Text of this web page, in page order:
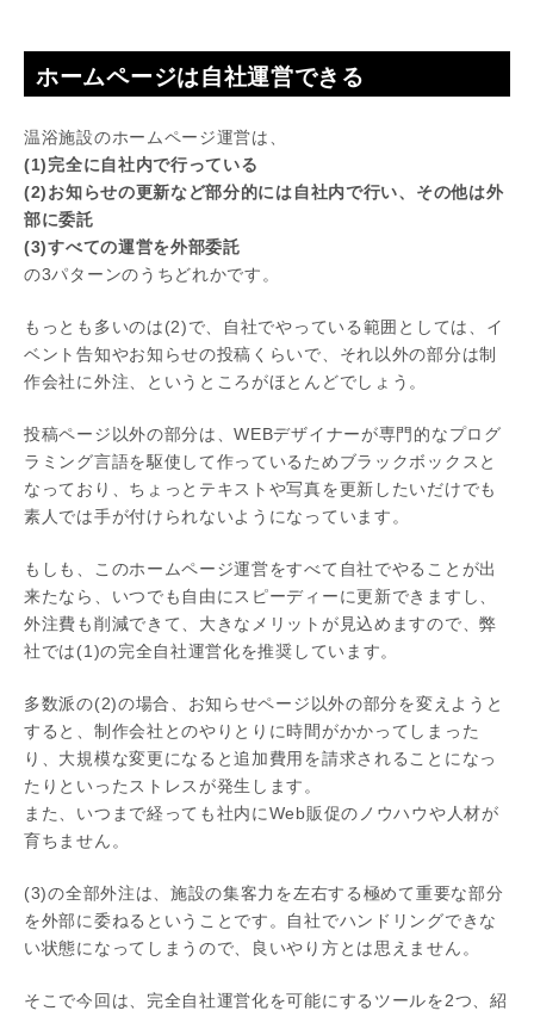
ホームページは自社運営できる
温浴施設のホームページ運営は、
(1)完全に自社内で行っている
(2)お知らせの更新など部分的には自社内で行い、その他は外
部に委託
(3)すべての運営を外部委託
の3パターンのうちどれかです。
もっとも多いのは(2)で、自社でやっている範囲としては、イ
ベント告知やお知らせの投稿くらいで、それ以外の部分は制
作会社に外注、というところがほとんどでしょう。
投稿ページ以外の部分は、WEBデザイナーが専門的なプログ
ラミング言語を駆使して作っているためブラックボックスと
なっており、ちょっとテキストや写真を更新したいだけでも
素人では手が付けられないようになっています。
もしも、このホームページ運営をすべて自社でやることが出
来たなら、いつでも自由にスピーディーに更新できますし、
外注費も削減できて、大きなメリットが見込めますので、弊
社では(1)の完全自社運営化を推奨しています。
多数派の(2)の場合、お知らせページ以外の部分を変えようと
すると、制作会社とのやりとりに時間がかかってしまった
り、大規模な変更になると追加費用を請求されることになっ
たりといったストレスが発生します。
また、いつまで経っても社内にWeb販促のノウハウや人材が
育ちません。
(3)の全部外注は、施設の集客力を左右する極めて重要な部分
を外部に委ねるということです。自社でハンドリングできな
い状態になってしまうので、良いやり方とは思えません。
そこで今回は、完全自社運営化を可能にするツールを2つ、紹